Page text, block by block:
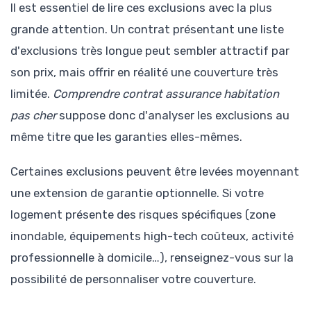
Il est essentiel de lire ces exclusions avec la plus
grande attention. Un contrat présentant une liste
d'exclusions très longue peut sembler attractif par
son prix, mais offrir en réalité une couverture très
limitée. Comprendre contrat assurance habitation
pas chersuppose donc d'analyser les exclusions au
même titre que les garanties elles-mêmes.
Certaines exclusions peuvent être levées moyennant
une extension de garantie optionnelle. Si votre
logement présente des risques spécifiques (zone
inondable, équipements high-tech coûteux, activité
professionnelle à domicile…), renseignez-vous sur la
possibilité de personnaliser votre couverture.